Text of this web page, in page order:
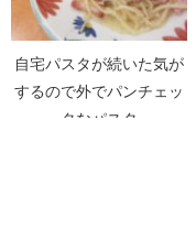
自宅パスタが続いた気が
するので外でパンチェッ
タなパスタ